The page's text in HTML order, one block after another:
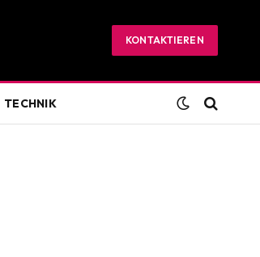
KONTAKTIEREN
TECHNIK